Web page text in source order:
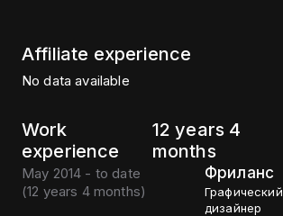
Affiliate experience
No data available
Work
experience
12 years 4
months
May 2014 - to date
(12 years 4 months)
Фриланс
Графический
дизайнер